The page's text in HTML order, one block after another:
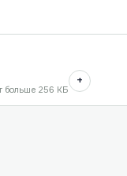
больше 256 КБ
+